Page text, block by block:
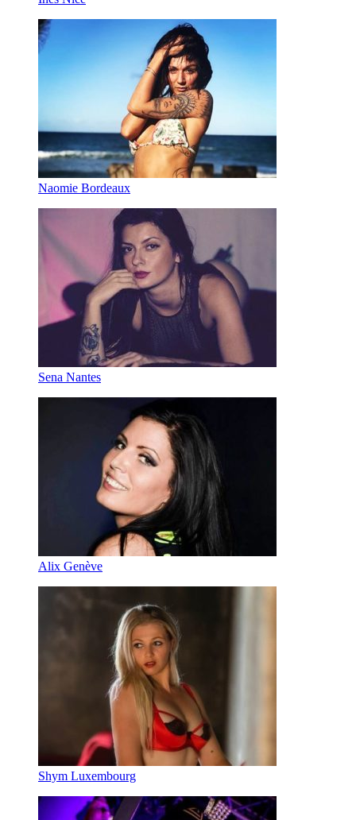
Naomie Bordeaux
Sena Nantes
Alix Genève
Shym Luxembourg